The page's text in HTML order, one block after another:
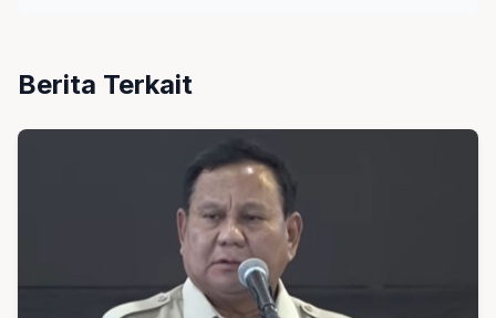
Berita Terkait